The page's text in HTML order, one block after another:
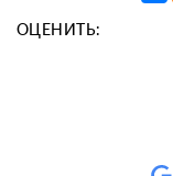
ОЦЕНИТЬ: